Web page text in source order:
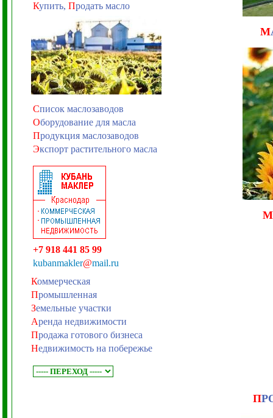
Купить, Продать масло
Список маслозаводов
Оборудование для масла
Продукция маслозаводов
Экспорт растительного масла
+7 918 441 85 99
kubanmakler@mail.ru
Коммерческая
Промышленная
Земельные участки
Аренда недвижимости
Продажа готового бизнеса
Недвижимость на побережье
М
М
П